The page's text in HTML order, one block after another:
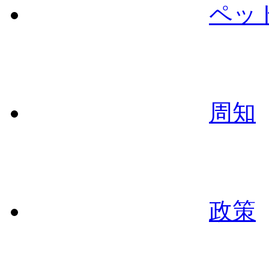
ペッ
周知
政策